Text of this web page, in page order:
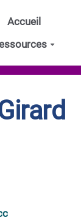
Accueil